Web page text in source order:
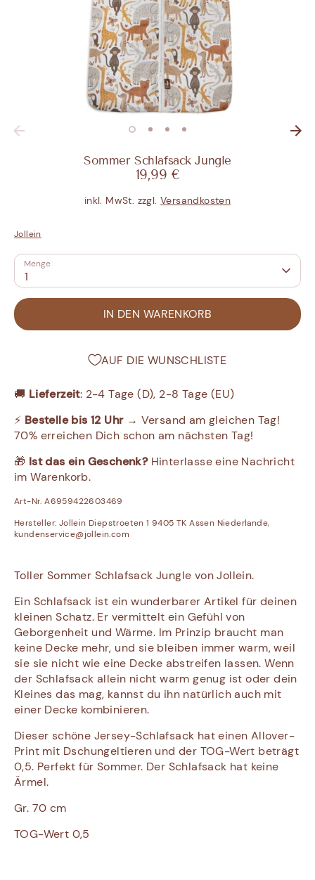
Sommer Schlafsack Jungle
19,99 €
inkl. MwSt. zzgl. Versandkosten
Jollein
Menge
1
IN DEN WARENKORB
AUF DIE WUNSCHLISTE
🚚 Lieferzeit: 2-4 Tage (D), 2-8 Tage (EU)
⚡ Bestelle bis 12 Uhr→ Versand am gleichen Tag!
70% erreichen Dich schon am nächsten Tag!
🎁 Ist das ein Geschenk? Hinterlasse eine Nachricht
im Warenkorb.
Art-Nr. A6959422603469
Hersteller: Jollein Diepstroeten 1 9405 TK Assen Niederlande,
kundenservice@jollein.com
Toller Sommer Schlafsack Jungle von Jollein.
Ein Schlafsack ist ein wunderbarer Artikel für deinen
kleinen Schatz. Er vermittelt ein Gefühl von
Geborgenheit und Wärme. Im Prinzip braucht man
keine Decke mehr, und sie bleiben immer warm, weil
sie sie nicht wie eine Decke abstreifen lassen. Wenn
der Schlafsack allein nicht warm genug ist oder dein
Kleines das mag, kannst du ihn natürlich auch mit
einer Decke kombinieren.
Dieser schöne Jersey-Schlafsack hat einen Allover-
Print mit Dschungeltieren und der TOG-Wert beträgt
0,5. Perfekt für Sommer. Der Schlafsack hat keine
Ärmel.
Gr. 70 cm
TOG-Wert 0,5